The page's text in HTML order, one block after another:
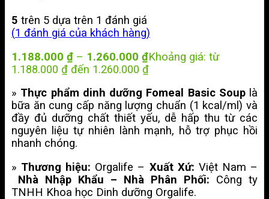
5 trên 5 dựa trên 1 đánh giá
(1 đánh giá của khách hàng)
1.188.000 ₫ – 1.260.000 ₫Khoảng giá: từ
1.188.000 ₫ đến 1.260.000 ₫
» Thực phẩm dinh dưỡng Fomeal Basic Souplà
bữa ăn cung cấp năng lượng chuẩn (1 kcal/ml) và
đầy đủ dưỡng chất thiết yếu, dễ hấp thu từ các
nguyên liệu tự nhiên lành mạnh, hỗ trợ phục hồi
nhanh chóng.
» Thương hiệu: Orgalife – Xuất Xứ: Việt Nam –
Nhà Nhập Khẩu – Nhà Phân Phối: Công ty
TNHH Khoa học Dinh dưỡng Orgalife.